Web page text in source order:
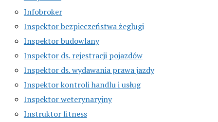
Infobroker
Inspektor bezpieczeństwa żeglugi
Inspektor budowlany
Inspektor ds. rejestracji pojazdów
Inspektor ds. wydawania prawa jazdy
Inspektor kontroli handlu i usług
Inspektor weterynaryjny
Instruktor fitness